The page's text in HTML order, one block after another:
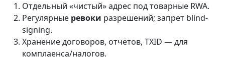
Отдельный «чистый» адрес под товарные RWA.
Регулярные ревоки разрешений; запрет blind-
signing.
Хранение договоров, отчётов, TXID — для
комплаенса/налогов.